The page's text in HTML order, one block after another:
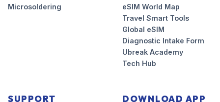
Microsoldering
eSIM World Map
Travel Smart Tools
Global eSIM
Diagnostic Intake Form
Ubreak Academy
Tech Hub
SUPPORT DOWNLOAD APP